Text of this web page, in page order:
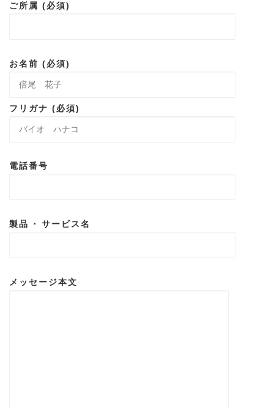
ご所属 (必須)
お名前 (必須)
フリガナ (必須)
電話番号
製品 ･ サービス名
メッセージ本文